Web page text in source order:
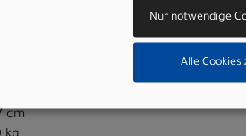
ANT+, Dedicated Smartphone
cm
Nur notwendige
Alle Cookies